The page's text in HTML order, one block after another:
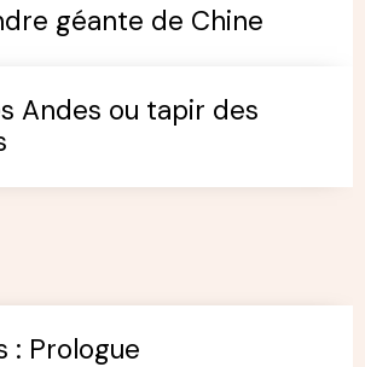
géante de Chine
Andes ou tapir des
: Prologue